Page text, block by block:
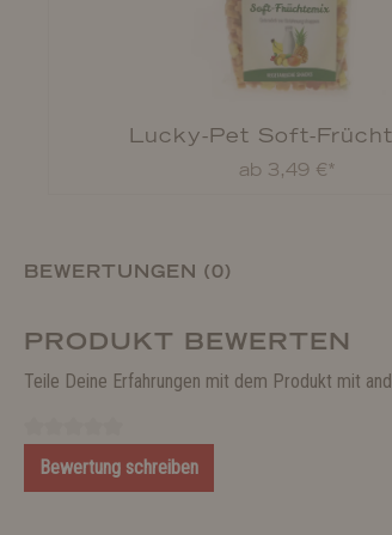
Lucky-Pet Soft-
ab 3,49 €*
BEWERTUNGEN (0)
PRODUKT BEWERTEN
Teile Deine Erfahrungen mit dem Produkt mit
Bewertung schreiben